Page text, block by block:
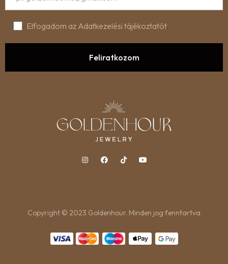
Elfogadom az Adatkezelési tájékoztatót.
Copyright © 2023 Goldenhour. Minden jog fenntartva